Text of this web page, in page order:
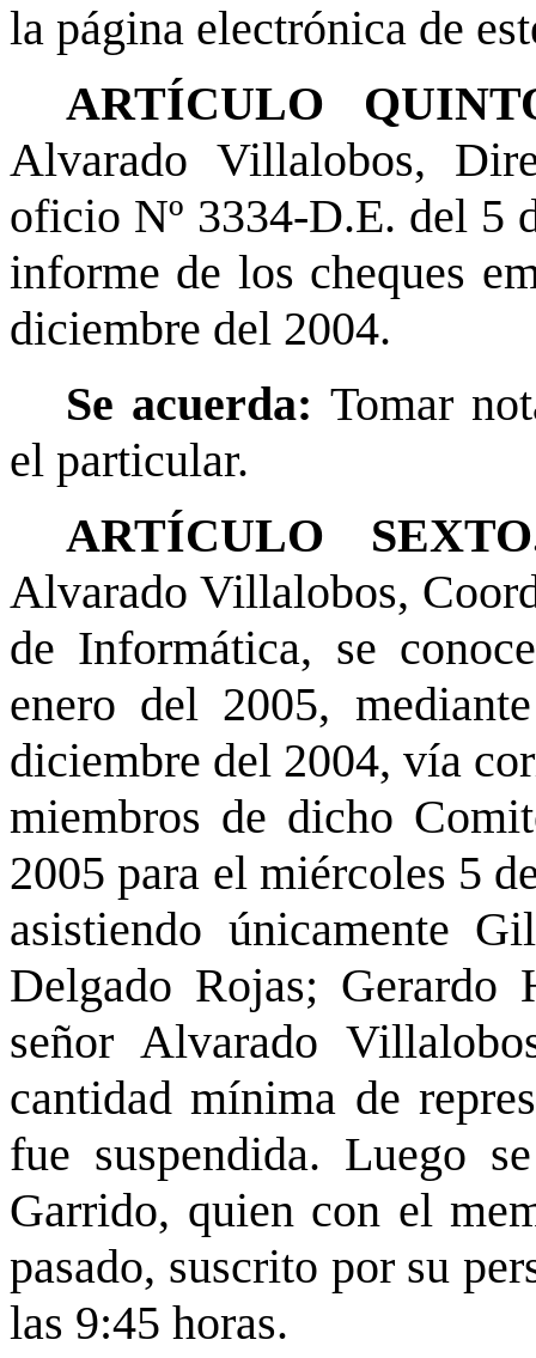
la página electrónica de
ARTÍCULO
Alvarado Villalobos,
oficio Nº 3334-D.E. del 5
informe de los cheques
diciembre del 2004.
Se acuerda: Tomar
el particular.
ARTÍCULO
Alvarado Villalobos,
de Informática, se
enero del 2005,
diciembre del 2004, vía
miembros de dicho
2005 para el miércoles 5
asistiendo únicamente
Delgado Rojas; Gerardo
señor Alvarado
cantidad mínima de
fue suspendida. Luego
Garrido, quien con el
pasado, suscrito por su
las 9:45 horas.